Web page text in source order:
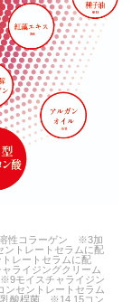
性コラーゲン ※3加
ントレートセラムに配
レートセラムに配
ライジングクリーム
モイスチャライジン
セントレートセラム
酸桿菌 ※14,15コン